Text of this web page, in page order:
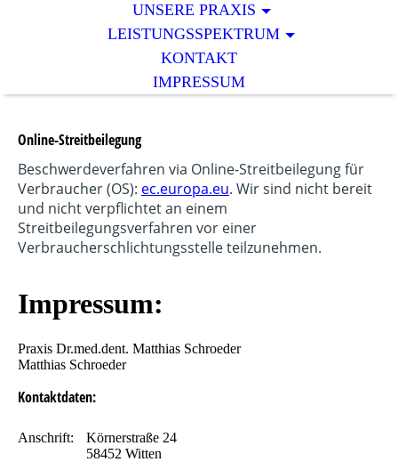
UNSERE PRAXIS
LEISTUNGSSPEKTRUM
KONTAKT
IMPRESSUM
Online-Streitbeilegung
Beschwerdeverfahren via Online-Streitbeilegung für
Verbraucher (OS): ec.europa.eu. Wir sind nicht bereit
und nicht verpflichtet an einem
Streitbeilegungsverfahren vor einer
Verbraucherschlichtungsstelle teilzunehmen.
Impressum:
Praxis Dr.med.dent. Matthias Schroeder
Matthias Schroeder
Kontaktdaten:
Anschrift:
Körnerstraße 24
58452 Witten